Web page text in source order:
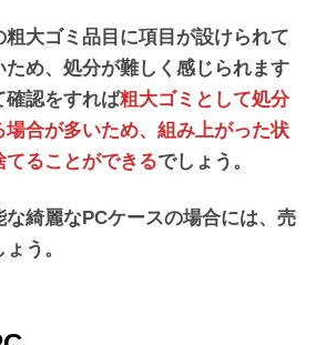
大ゴミ品目に項目が設けられて
ため、処分が難しく感じられます
確認をすれば粗大ゴミとして処分
合が多いため、組み上がった状
ることができるでしょう。
な綺麗なPCケースの場合には、売
う。